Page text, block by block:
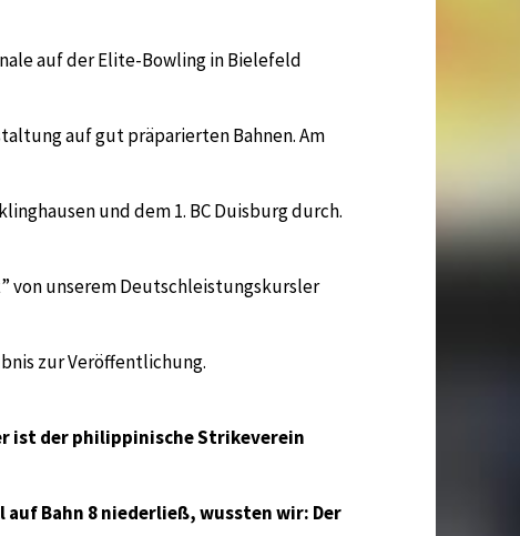
auf der Elite-Bowling in Bielefeld
auf gut präparierten Bahnen. Am
und dem 1. BC Duisburg durch.
von unserem Deutschleistungskursler
zur Veröffentlichung.
ist der philippinische Strikeverein
Bahn 8 niederließ, wussten wir: Der